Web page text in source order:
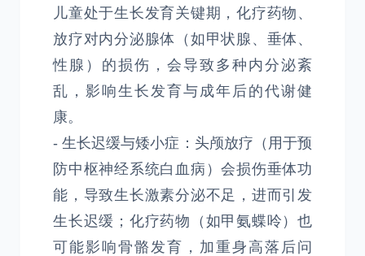
儿童处于生长发育关键期，化疗药物、
放疗对内分泌腺体（如甲状腺、垂体、
性腺）的损伤，会导致多种内分泌紊
乱，影响生长发育与成年后的代谢健
康。
- 生长迟缓与矮小症：头颅放疗（用于预
防中枢神经系统白血病）会损伤垂体功
能，导致生长激素分泌不足，进而引发
生长迟缓；化疗药物（如甲氨蝶呤）也
可能影响骨骼发育，加重身高落后问